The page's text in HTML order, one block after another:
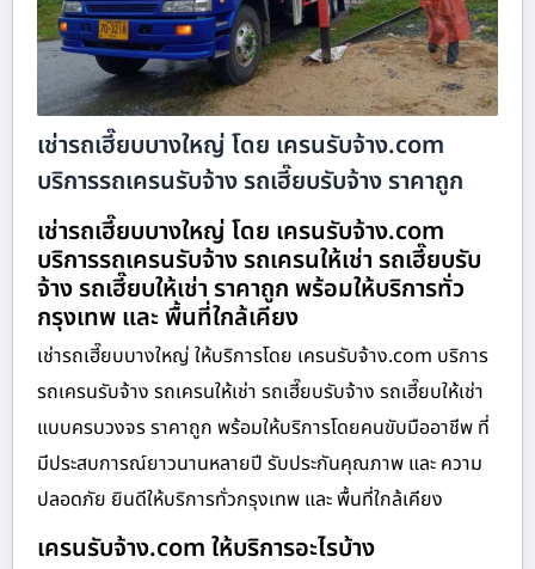
เช่ารถเฮี๊ยบบางใหญ่ โดย เครนรับจ้าง.com
บริการรถเครนรับจ้าง รถเฮี๊ยบรับจ้าง ราคาถูก
เช่ารถเฮี๊ยบบางใหญ่ โดย เครนรับจ้าง.com
บริการรถเครนรับจ้าง รถเครนให้เช่า รถเฮี๊ยบรับ
จ้าง รถเฮี๊ยบให้เช่า ราคาถูก พร้อมให้บริการทั่ว
กรุงเทพ และ พื้นที่ใกล้เคียง
เช่ารถเฮี๊ยบบางใหญ่ ให้บริการโดย เครนรับจ้าง.com บริการ
รถเครนรับจ้าง รถเครนให้เช่า รถเฮี๊ยบรับจ้าง รถเฮี๊ยบให้เช่า
แบบครบวงจร ราคาถูก พร้อมให้บริการโดยคนขับมืออาชีพ ที่
มีประสบการณ์ยาวนานหลายปี รับประกันคุณภาพ และ ความ
ปลอดภัย ยินดีให้บริการทั่วกรุงเทพ และ พื้นที่ใกล้เคียง
เครนรับจ้าง.com ให้บริการอะไรบ้าง